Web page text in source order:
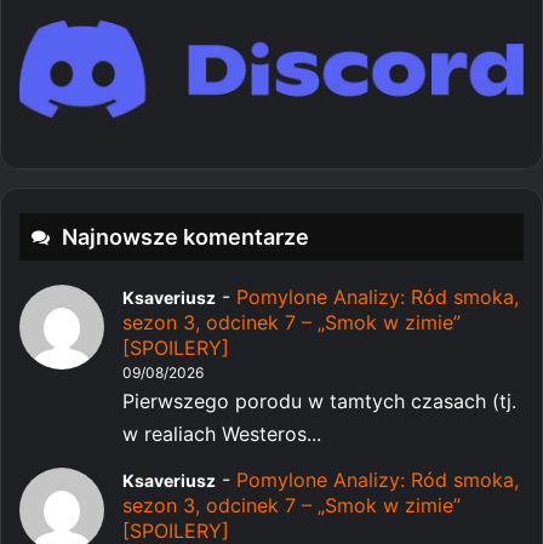
Najnowsze komentarze
Ksaveriusz - Pomylone Analizy: Ród smoka,
sezon 3, odcinek 7 – „Smok w zimie”
[SPOILERY]
09/08/2026
Pierwszego porodu w tamtych czasach (tj.
w realiach Westeros...
Ksaveriusz - Pomylone Analizy: Ród smoka,
sezon 3, odcinek 7 – „Smok w zimie”
[SPOILERY]